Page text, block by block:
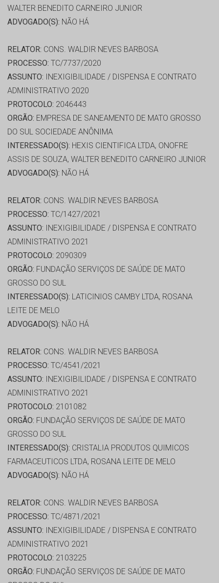
WALTER BENEDITO CARNEIRO JUNIOR
ADVOGADO(S): NÃO HÁ
RELATOR: CONS. WALDIR NEVES BARBOSA
PROCESSO: TC/7737/2020
ASSUNTO: INEXIGIBILIDADE / DISPENSA E CONTRATO
ADMINISTRATIVO 2020
PROTOCOLO: 2046443
ORGÃO: EMPRESA DE SANEAMENTO DE MATO GROSSO
DO SUL SOCIEDADE ANÔNIMA
INTERESSADO(S): HEXIS CIENTIFICA LTDA, ONOFRE
ASSIS DE SOUZA, WALTER BENEDITO CARNEIRO JUNIOR
ADVOGADO(S): NÃO HÁ
RELATOR: CONS. WALDIR NEVES BARBOSA
PROCESSO: TC/1427/2021
ASSUNTO: INEXIGIBILIDADE / DISPENSA E CONTRATO
ADMINISTRATIVO 2021
PROTOCOLO: 2090309
ORGÃO: FUNDAÇÃO SERVIÇOS DE SAÚDE DE MATO
GROSSO DO SUL
INTERESSADO(S): LATICINIOS CAMBY LTDA, ROSANA
LEITE DE MELO
ADVOGADO(S): NÃO HÁ
RELATOR: CONS. WALDIR NEVES BARBOSA
PROCESSO: TC/4541/2021
ASSUNTO: INEXIGIBILIDADE / DISPENSA E CONTRATO
ADMINISTRATIVO 2021
PROTOCOLO: 2101082
ORGÃO: FUNDAÇÃO SERVIÇOS DE SAÚDE DE MATO
GROSSO DO SUL
INTERESSADO(S): CRISTALIA PRODUTOS QUIMICOS
FARMACEUTICOS LTDA, ROSANA LEITE DE MELO
ADVOGADO(S): NÃO HÁ
RELATOR: CONS. WALDIR NEVES BARBOSA
PROCESSO: TC/4871/2021
ASSUNTO: INEXIGIBILIDADE / DISPENSA E CONTRATO
ADMINISTRATIVO 2021
PROTOCOLO: 2103225
ORGÃO: FUNDAÇÃO SERVIÇOS DE SAÚDE DE MATO